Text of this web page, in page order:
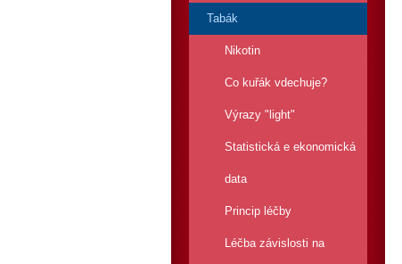
Tabák
Nikotin
Co kuřák vdechuje?
Výrazy "light"
Statistická e ekonomická
data
Princip léčby
Léčba závislosti na